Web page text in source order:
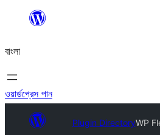
যান
বাংলা
ওয়ার্ডপ্রেস পান
Plugin DirectoryWP